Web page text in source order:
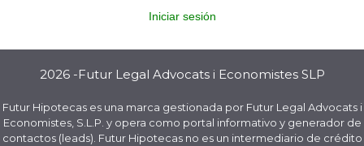
Iniciar sesión
2026 -Futur Legal Advocats i Economistes SLP
Futur Hipotecas es una marca gestionada por Futur Legal Advocats i
Economistes, S.L.P. y opera como portal informativo y generador de
contactos (leads). Futur Hipotecas no es un intermediario de crédito